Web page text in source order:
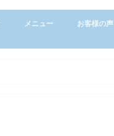
メニュー お客様の声